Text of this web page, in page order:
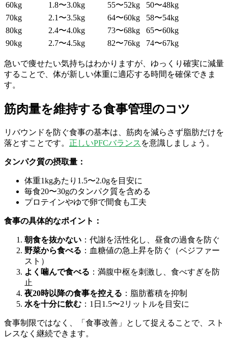
60kg
1.8〜3.0kg 55〜52kg
50〜48kg
70kg
2.1〜3.5kg 64〜60kg
58〜54kg
80kg
2.4〜4.0kg 73〜68kg
65〜60kg
90kg
2.7〜4.5kg 82〜76kg 74〜67kg
急いで痩せたい気持ちはわかりますが、ゆっくり確実に減量
することで、体が新しい体重に適応する時間を確保できま
す。
筋肉量を維持する食事管理のコツ
リバウンドを防ぐ食事の基本は、筋肉を減らさず脂肪だけを
落とすことです。 正しいPFCバランス を意識しましょう。
タンパク質の摂取量：
体重1kgあたり1.5〜2.0gを目安に
毎食20〜30gのタンパク質を含める
プロテインやゆで卵で間食も工夫
食事の具体的なポイント：
朝食を抜かない ：代謝を活性化し、昼食の過食を防ぐ
野菜から食べる ：血糖値の急上昇を防ぐ（ベジファー
スト）
よく噛んで食べる ：満腹中枢を刺激し、食べすぎを防
止
夜20時以降の食事を控える ：脂肪蓄積を抑制
水を十分に飲む ：1日1.5〜2リットルを目安に
食事制限ではなく、「食事改善」として捉えることで、スト
レスなく継続できます。